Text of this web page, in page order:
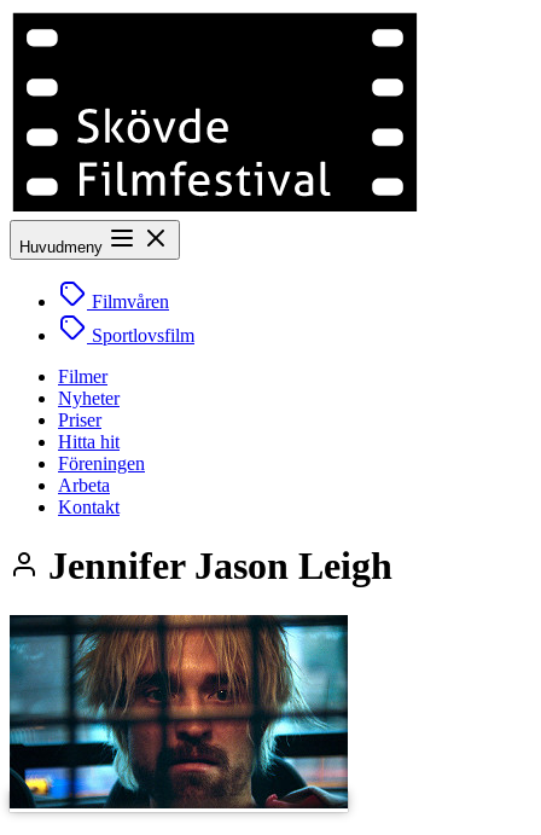
Huvudmeny
Filmvåren
Sportlovsfilm
Filmer
Nyheter
Priser
Hitta hit
Föreningen
Arbeta
Kontakt
Jennifer Jason Leigh